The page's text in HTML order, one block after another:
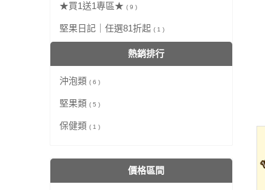
★買1送1專區★ ( 9 )
堅果日記｜任選81折起 ( 1 )
熱銷排行
沖泡類 ( 6 )
堅果類 ( 5 )
保健類 ( 1 )
價格區間